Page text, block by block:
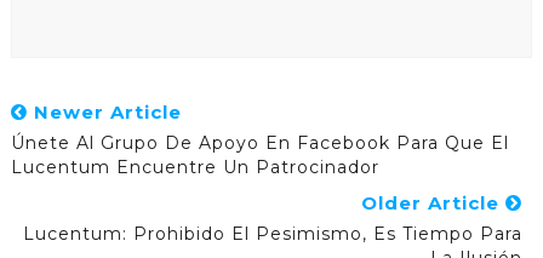
Newer Article
Únete Al Grupo De Apoyo En Facebook Para Que El
Lucentum Encuentre Un Patrocinador
Older Article
Lucentum: Prohibido El Pesimismo, Es Tiempo Para